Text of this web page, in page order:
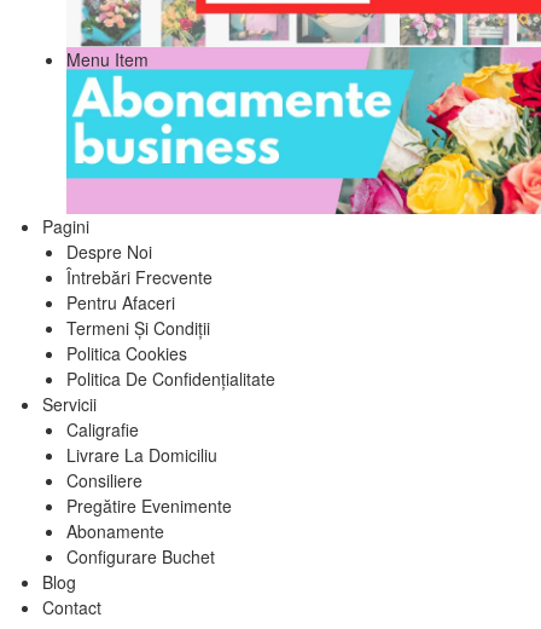
Menu Item
Pagini
Despre Noi
Întrebări Frecvente
Pentru Afaceri
Termeni Și Condiții
Politica Cookies
Politica De Confidențialitate
Servicii
Caligrafie
Livrare La Domiciliu
Consiliere
Pregătire Evenimente
Abonamente
Configurare Buchet
Blog
Contact